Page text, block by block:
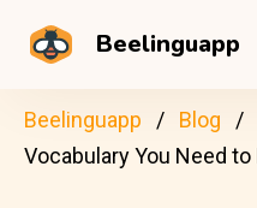
Beelinguapp
Beelinguapp Blog
Vocabulary You Need to